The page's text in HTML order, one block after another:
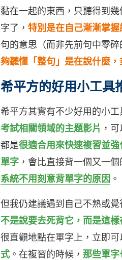
黏在一起的東西，只聽得到
字了， 特別是在自己漸漸掌
句的意思（而非先前句中零
夠聽懂「整句」是在說什麼
希平方的好用小工具
希平方其實有不少好用的小
考試相關領域的主題影片 ，
都是很適合用來快速複習並
單字 ，會比直接背一個又一
系統不用刻意背單字的原因 。
但我仍建議遇到自己不熟或
不是說要去死背它，而是這
很直觀地點在單字上，立即
式 。在複習的時候， 那些單